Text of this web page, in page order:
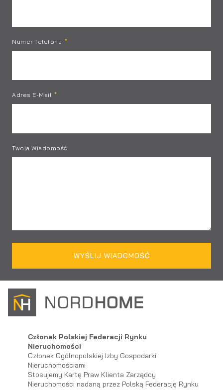
Numer Telefonu
Adres E-Mail
Twoja Wiadomość
WYŚLIJ WIADOMOŚĆ
Członek Polskiej Federacji Rynku
Nieruchomości
Członek Ogólnopolskiej Izby Gospodarki
Nieruchomościami
Stosujemy Kartę Praw Klienta Zarządcy
Nieruchomości nadaną przez Polską Federację Rynku